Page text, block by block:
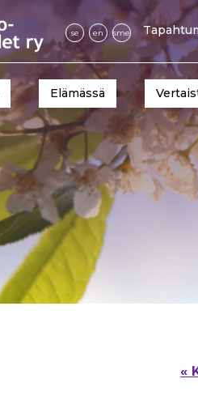
se en sme
Elämässä
«